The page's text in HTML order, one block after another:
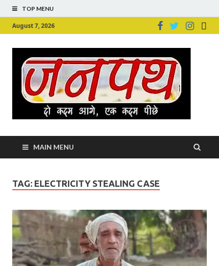
TOP MENU
August 7, 2026
MAIN MENU
TAG: ELECTRICITY STEALING CASE